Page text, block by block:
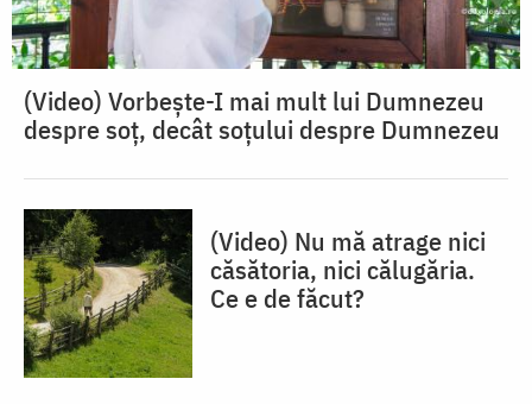
(Video) Vorbește-I mai mult lui Dumnezeu
despre soț, decât soțului despre Dumnezeu
(Video) Nu mă atrage nici
căsătoria, nici călugăria.
Ce e de făcut?